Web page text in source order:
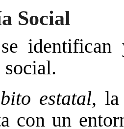
Social
social.
estatal, la
con un